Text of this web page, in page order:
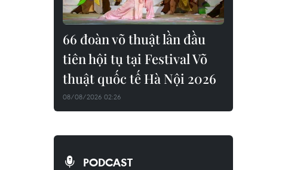
66 đoàn võ thuật lần đầu
tiên hội tụ tại Festival Võ
thuật quốc tế Hà Nội 2026
08/08/2026 02:26
PODCAST